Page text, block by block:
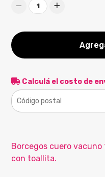
1
Calculá el costo de
Borcegos cuero
con toallita.